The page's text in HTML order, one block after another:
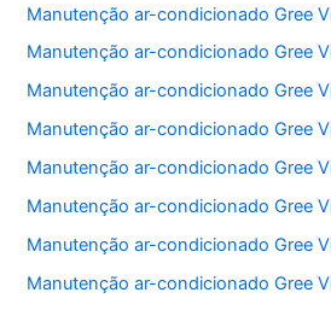
Manutenção ar-condicionado Gree
Manutenção ar-condicionado Gree
Manutenção ar-condicionado Gree
Manutenção ar-condicionado Gree
Manutenção ar-condicionado Gree
Manutenção ar-condicionado Gree
Manutenção ar-condicionado Gree
Manutenção ar-condicionado Gree